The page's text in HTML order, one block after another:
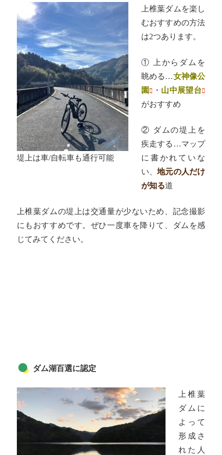
堤上は車/自転車も通行可能
上椎葉ダムを楽し
むおすすめの方法
は2つあります。
① 上からダムを
眺める…女神像公
園
・ 山中展望台
がおすすめ
② ダムの堤上を
疾走する…マップ
に書かれていな
い、地元の人だけ
が知る道
上椎葉ダムの堤上は交通量が少ないため、記念撮影
にもおすすめです。ぜひ一度車を降りて、ダムを感
じてみてください。
ダム湖百選に認定
上椎葉
ダムに
よって
形成さ
れた人